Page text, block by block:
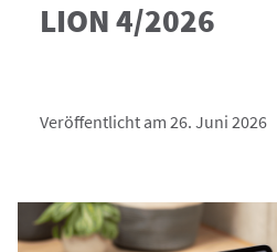
LION 4/2026
Veröffentlicht am 26. Juni 2026